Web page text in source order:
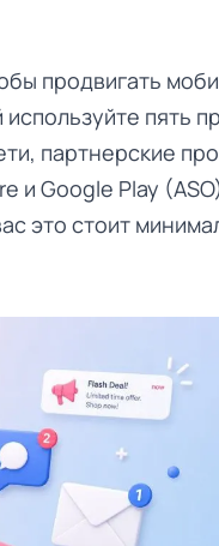
продвигать
пять
партнерские
и Google Play
это стоит